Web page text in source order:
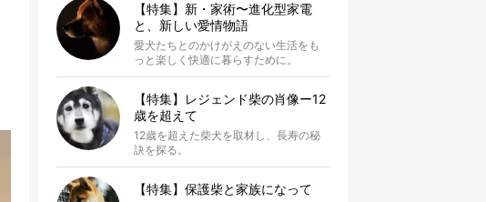
【特集】新・家術〜進化型家電
と、新しい愛情物語
愛犬たちとのかけがえのない生活をも
っと楽しく快適に暮らすために。
【特集】レジェンド柴の肖像ー12
歳を超えて
12歳を超えた柴犬を取材し、長寿の秘
訣を探る。
【特集】保護柴と家族になって